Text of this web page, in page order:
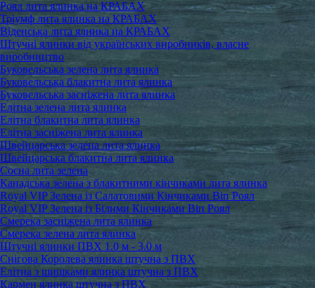
Роял лита ялинка на КРАБАХ
Тріумф лита ялинка на КРАБАХ
Віденська лита ялинка на КРАБАХ
Штучні ялинки від українських виробників, власне
виробництво
Буковельська зелена лита ялинка
Буковельська блакитна лита ялинка
Буковельська засніжена лита ялинка
Елітна зелена лита ялинка
Елітна блакитна лита ялинка
Елітна засніжена лита ялинка
Швейцарська зелена лита ялинка
Швейцарська блакитна лита ялинка
Сосна лита зелена
Канадська зелена з блакитними кінчиками лита ялинка
Royal VIP Зелена із Салатовими Кінчиками Віп Роял
Royal VIP Зелена із Білими Кінчиками Віп Роял
Смерека засніжена лита ялинка
Смерека зелена лита ялинка
Штучні ялинки ПВХ 1.0 м - 3.0 м
Снігова Королева ялинка штучна з ПВХ
Елітна з шишками ялинка штучна з ПВХ
Кармен ялинка штучна з ПВХ